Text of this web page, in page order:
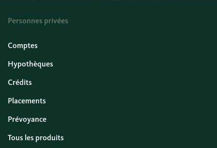
Personnes privées
Comptes
Hypothèques
Crédits
Placements
Prévoyance
Tous les produits